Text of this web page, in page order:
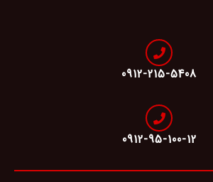
0912-215-5408
0912-95-100-12